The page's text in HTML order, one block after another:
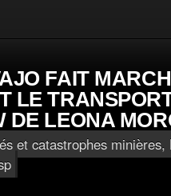
FAIT
LE
DE LEONA
et catastrophes minières,